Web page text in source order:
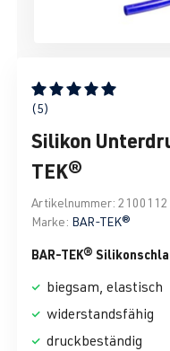
Durchschnittliche
(5)
Silikon
TEK®
Artikelnummer: 2100112
Marke: BAR-TEK®
BAR-TEK®
biegsam, elastisch
widerstandsfähig
druckbeständig